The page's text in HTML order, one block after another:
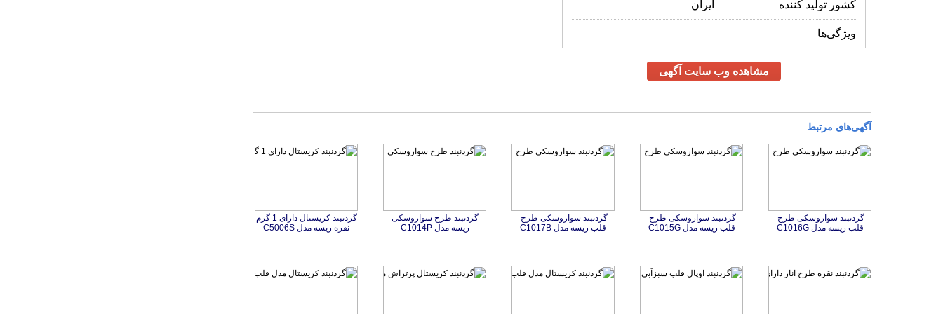
کشور تولید کننده ایران
ویژگی‌ها
مشاهده وب سایت آگهی
آگهی‌های مرتبط
گردنبند سواروسکی طرح
قلب ریسه مدل C1016G
گردنبند سواروسکی طرح
قلب ریسه مدل C1015G
گردنبند سواروسکی طرح
قلب ریسه مدل C1017B
گردنبند طرح سواروسکی
ریسه مدل C1014P
گردنبند کریستال دارای 1 گرم
نقره ریسه مدل C5006S